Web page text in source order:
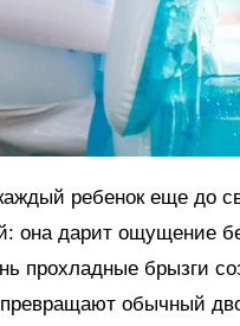
ребенок еще до
она дарит ощущение
прохладные брызги
обычный